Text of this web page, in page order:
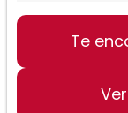
Te